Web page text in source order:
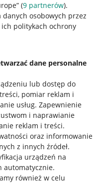
(9 partnerów).
osobowych przez
politykach ochrony
dane personalne
lub dostęp do
pomiar reklam i
usług. Zapewnienie
i naprawianie
reklam i treści.
oraz informowanie
z innych źródeł.
urządzeń na
automatycznie.
również w celu